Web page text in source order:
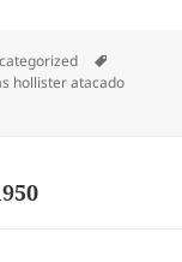
hollister atacado